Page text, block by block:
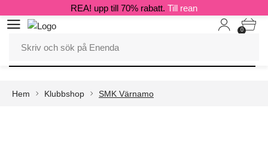
0
REA! upp till 70% rabatt. Till rean
Hem Klubbshop SMK Värnamo